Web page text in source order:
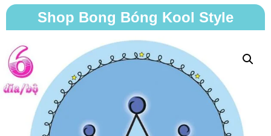
Shop Bong Bóng Kool Style